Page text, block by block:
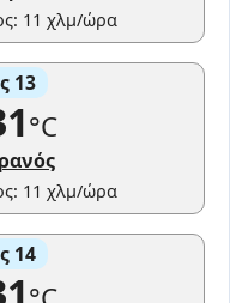
11 χλμ/ώρα
13
°C
11 χλμ/ώρα
14